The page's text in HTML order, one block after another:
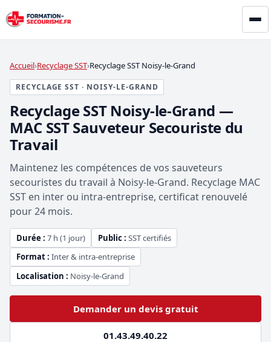
Accueil Recyclage SST Recyclage SST Noisy-le-Grand
RECYCLAGE SST · NOISY-LE-GRAND
Recyclage SST Noisy-le-Grand —
MAC SST Sauveteur Secouriste du
Travail
Maintenez les compétences de vos sauveteurs
secouristes du travail à Noisy-le-Grand. Recyclage MAC
SST en inter ou intra-entreprise, certificat renouvelé
pour 24 mois.
Durée : 7 h (1 jour) Public : SST certifiés
Format : Inter & intra-entreprise
Localisation : Noisy-le-Grand
Demander un devis gratuit
01.43.49.40.22